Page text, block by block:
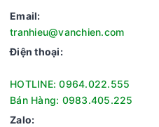
Email:
tranhieu@vanchien.com
Điện thoại:
HOTLINE: 0964.022.555
Bán Hàng: 0983.405.225
Zalo: